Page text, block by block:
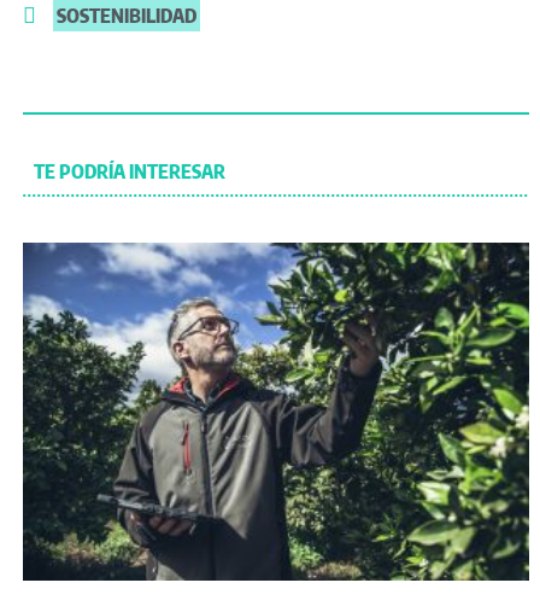
SOSTENIBILIDAD
TE PODRÍA INTERESAR